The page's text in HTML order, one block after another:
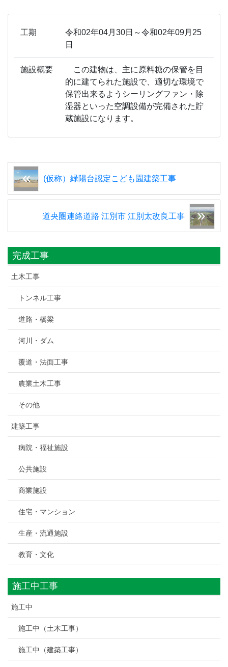
工期
令和02年04月30日～令和02年09月25
日
施設概要
この建物は、主に原料糖の保管を目
的に建てられた施設で、適切な環境で
保管出来るようシーリングファン・除
湿器といった空調設備が完備された貯
蔵施設になります。
(仮称）緑陽台認定こども園建築工事
道央圏連絡道路 江別市 江別太改良工事
完成工事
土木工事
トンネル工事
道路・橋梁
河川・ダム
覆道・法面工事
農業土木工事
その他
建築工事
病院・福祉施設
公共施設
商業施設
住宅・マンション
生産・流通施設
教育・文化
施工中工事
施工中
施工中（土木工事）
施工中（建築工事）